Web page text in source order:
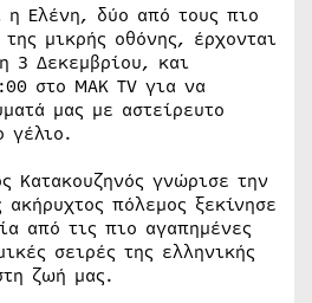
η Ελένη, δύο από τους πιο
μικρής οθόνης, έρχονται
3 Δεκεμβρίου, και
στο ΜΑΚ TV για να
μας με αστείρευτο
γέλιο.
Κατακουζηνός γνώρισε την
πόλεμος ξεκίνησε
από τις πιο αγαπημένες
σειρές της ελληνικής
ζωή μας.